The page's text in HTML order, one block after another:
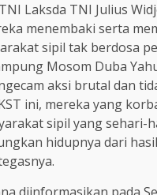
Laksda TNI Julius
menembaki serta
sipil tak berdosa
Mosom Duba
aksi brutal dan
ini, mereka yang
sipil yang sehari-
hidupnya dari